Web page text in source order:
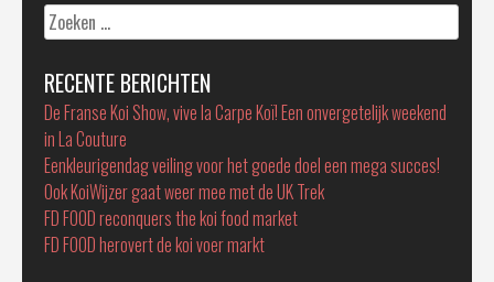
Zoeken
naar:
RECENTE BERICHTEN
De Franse Koi Show, vive la Carpe Koï! Een onvergetelijk weekend
in La Couture
Eenkleurigendag veiling voor het goede doel een mega succes!
Ook KoiWijzer gaat weer mee met de UK Trek
FD FOOD reconquers the koi food market
FD FOOD herovert de koi voer markt